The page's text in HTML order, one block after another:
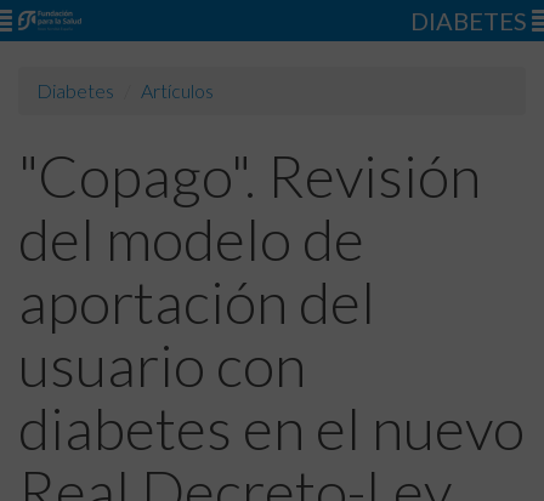
DIABETES
Diabetes Artículos
"Copago". Revisión
del modelo de
aportación del
usuario con
diabetes en el nuevo